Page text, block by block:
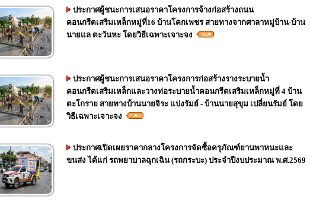
ประกาศผู้ชนะการเสนอราคาโครงการจ้างก่อสร้างถนน
คอนกรีตเสริมเหล็กหมู่ที่16 บ้านโคกเพชร สายทางจากศาลาหมู่บ้าน-บ้าน
นายแล ตะวันหะ โดยวิธีเฉพาะเจาะจง
ประกาศผู้ชนะการเสนอราคาโครงการก่อสร้างรางระบายน้ำ
คอนกรีตเสริมเหล็กและวางท่อระบายน้ำคอนกรีตเสริมเหล็กหมู่ที่ 4 บ้าน
ตะโกราย สายทางบ้านนายจิระ แบ่งรัมย์ - บ้านนายสุขุม เปลี่ยนรัมย์ โดย
วิธีเฉพาะเจาะจง
ประกาศเปิดเผยราคากลางโครงการจัดซื้อครุภัณฑ์ยานพาหนะและ
ขนส่ง ได้แก่ รถพยาบาลฉุกเฉิน (รถกระบะ) ประจำปีงบประมาณ พ.ศ.2569